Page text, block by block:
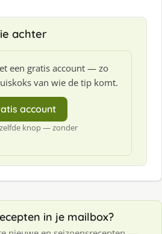
achter
een gratis account — zo
van wie de tip komt.
account
knop — zonder
in je mailbox?